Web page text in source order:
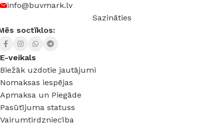
info@buvmark.lv
Sazināties
soctīklos:
E-veikals
Biežāk uzdotie jautājumi
Nomaksas iespējas
Apmaksa un Piegāde
Pasūtījuma statuss
Vairumtirdzniecība